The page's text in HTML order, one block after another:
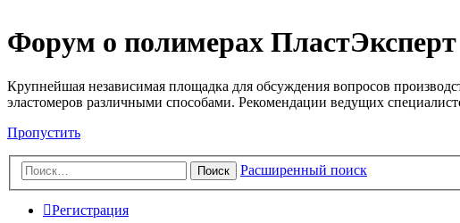
Форум о полимерах ПластЭксперт
Крупнейшая независимая площадка для обсуждения вопросов
эластомеров различными способами. Рекомендации ведущих
Пропустить
Поиск Расширенный поиск
Регистрация